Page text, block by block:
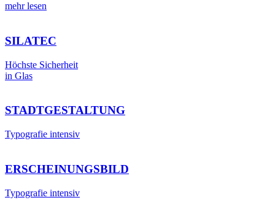
mehr lesen
SILATEC
Höchste Sicherheit
in Glas
STADTGESTALTUNG
Typografie intensiv
ERSCHEINUNGSBILD
Typografie intensiv